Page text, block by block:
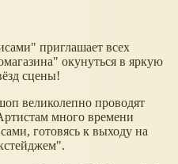
приглашает всех
окунуться в яркую
сцены!
великолепно проводят
много времени
готовясь к выходу на